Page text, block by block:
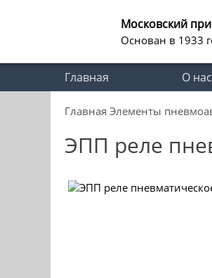
Московский
Основан в 1933
Главная О нас
Главная Элементы
ЭПП реле